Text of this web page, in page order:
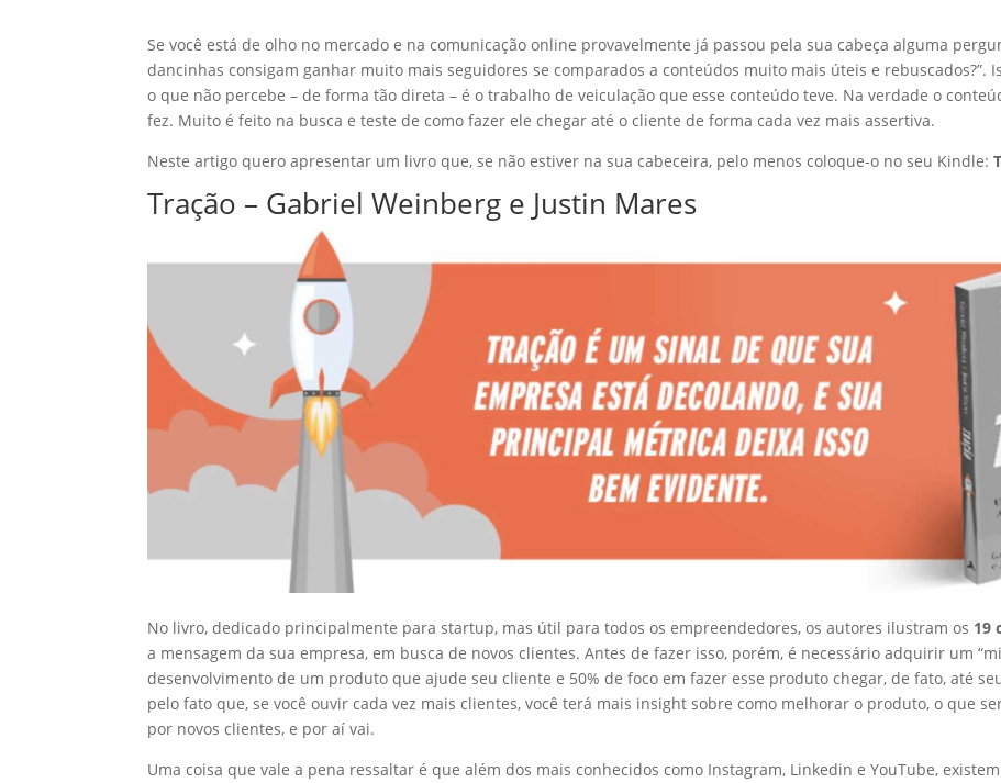
Se você está de olho no mercado e na comunicação online provavelmente já passou pela sua cabeça alguma
dancinhas consigam ganhar muito mais seguidores se comparados a conteúdos muito mais úteis e rebuscados?”.
o que não percebe – de forma tão direta – é o trabalho de veiculação que esse conteúdo teve. Na verdade o
fez. Muito é feito na busca e teste de como fazer ele chegar até o cliente de forma cada vez mais assertiva.
Neste artigo quero apresentar um livro que, se não estiver na sua cabeceira, pelo menos coloque-o no seu Kindle:
Tração – Gabriel Weinberg e Justin Mares
No livro, dedicado principalmente para startup, mas útil para todos os empreendedores, os autores ilustram os 19
a mensagem da sua empresa, em busca de novos clientes. Antes de fazer isso, porém, é necessário adquirir um
desenvolvimento de um produto que ajude seu cliente e 50% de foco em fazer esse produto chegar, de fato, até
pelo fato que, se você ouvir cada vez mais clientes, você terá mais insight sobre como melhorar o produto, o que
por novos clientes, e por aí vai.
Uma coisa que vale a pena ressaltar é que além dos mais conhecidos como Instagram, Linkedin e YouTube,